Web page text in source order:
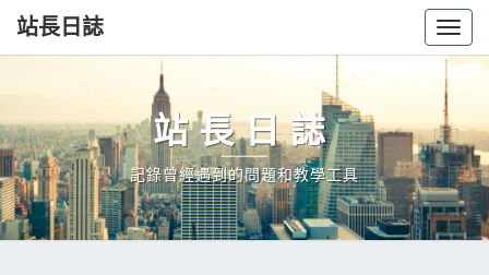
站長日誌
站長日誌
記錄曾經遇到的問題和教學工具